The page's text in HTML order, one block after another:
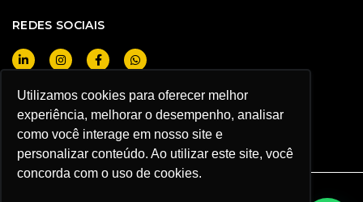
Utilizamos cookies para oferecer melhor
experiência, melhorar o desempenho, analisar
como você interage em nosso site e
personalizar conteúdo. Ao utilizar este site, você
concorda com o uso de cookies.
REDES SOCIAIS
QUERO SER CLIENTE